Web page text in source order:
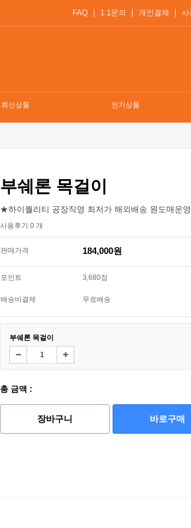
FAQ 1:1문의 개인결제 사
최신상품 인기상품
부쉐론 목걸이
★하이퀄리티 공장직영 최저가 해외배송 원도매운
사용후기 0 개
판매가격 184,000원
포인트 3,680점
배송비결제 무료배송
부쉐론 목걸이
총 금액 :
장바구니 바로구매